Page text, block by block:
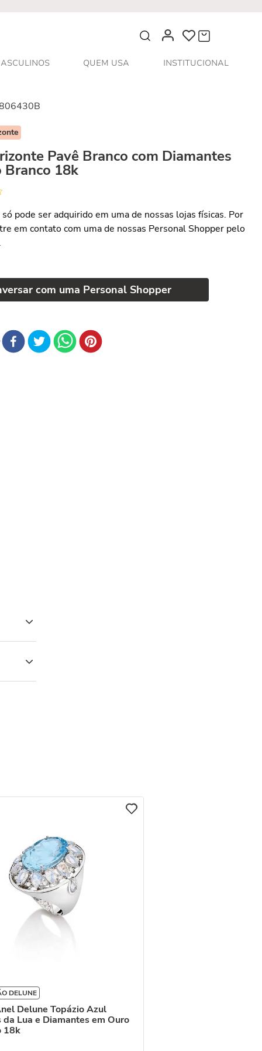
O que você procura?
QUEM USA INSTITUCIONAL
Pavê Branco com Diamantes
Branco 18k
pode ser adquirido em uma de nossas lojas físicas. Por
em contato com uma de nossas Personal Shopper pelo
com uma Personal Shopper
DELUNE
Delune Topázio Azul
da Lua e Diamantes em Ouro
18k